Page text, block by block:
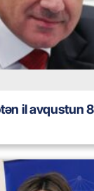
il avqustun